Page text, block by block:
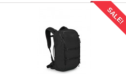
SALE!